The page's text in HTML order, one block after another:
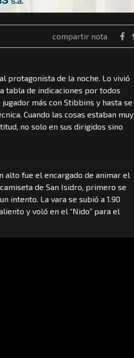
compartir nota
protagonista de la noche. Lo vivió
tabla de indicaciones por todos
más con Stibbins y hasta se
Cuando las cosas estaban muy
no solo en sus dirigidos sino
alto fue el encargado de animar el
de San Isidro, primero se
intento. La vara se subió a 1.90
y voló en el “Nido” para el